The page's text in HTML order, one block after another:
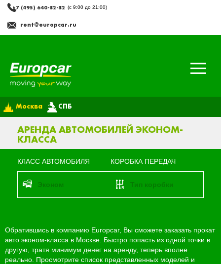
+7 (495) 640-82-82 (с 9:00 до 21:00)
rent@europcar.ru
Москва СПБ
АРЕНДА АВТОМОБИЛЕЙ ЭКОНОМ-
КЛАССА
КЛАСС АВТОМОБИЛЯ
эконом
КОРОБКА ПЕРЕДАЧ
Тип коробки
Обратившись в компанию Europcar, Вы сможете заказать прокат
авто эконом-класса в Москве. Быстро попасть из одной точки в
другую, тратя минимум денег на аренду, теперь вполне
реально. Просмотрите список представленных моделей и